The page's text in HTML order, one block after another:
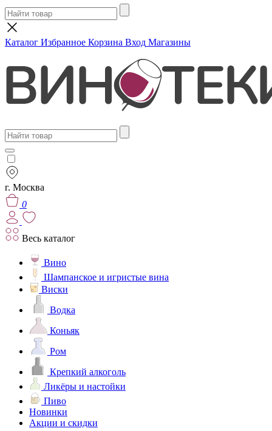
Каталог Избранное Корзина Вход Магазины
г. Москва
0
Весь каталог
Вино
Шампанское и игристые вина
Виски
Водка
Коньяк
Ром
Крепкий алкоголь
Ликёры и настойки
Пиво
Новинки
Акции и скидки